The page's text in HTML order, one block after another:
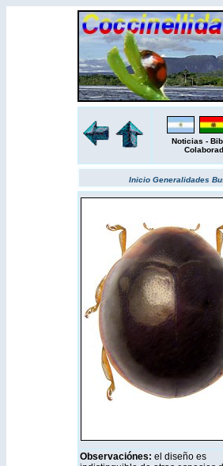
Noticias -
Inicio Generalidades
Observaciónes: el diseño es